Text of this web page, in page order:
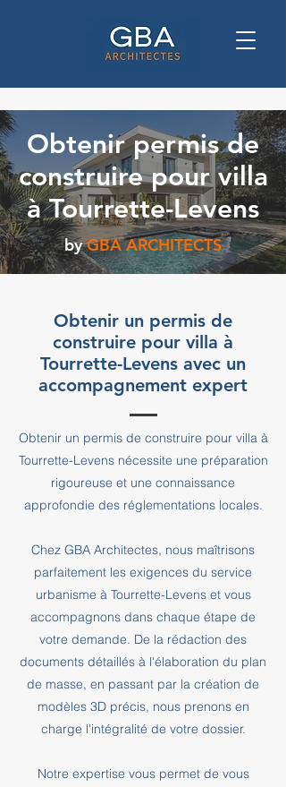
Obtenir permis de
construire pour villa
à Tourrette-Levens
by GBA ARCHITECTS
Obtenir un permis de
construire pour villa à
Tourrette-Levens avec un
accompagnement expert
Obtenir un permis de construire pour villa à
Tourrette-Levens nécessite une préparation
rigoureuse et une connaissance
approfondie des réglementations locales.
Chez GBA Architectes, nous maîtrisons
parfaitement les exigences du service
urbanisme à Tourrette-Levens et vous
accompagnons dans chaque étape de
votre demande. De la rédaction des
documents détaillés à l'élaboration du plan
de masse, en passant par la création de
modèles 3D précis, nous prenons en
charge l'intégralité de votre dossier.
Notre expertise vous permet de vous